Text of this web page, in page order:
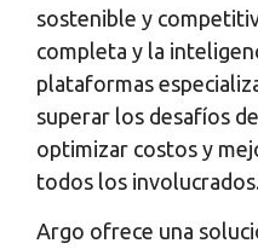
sostenible y
completa y la
plataformas
superar los desafíos
optimizar costos y
todos los
Argo ofrece una